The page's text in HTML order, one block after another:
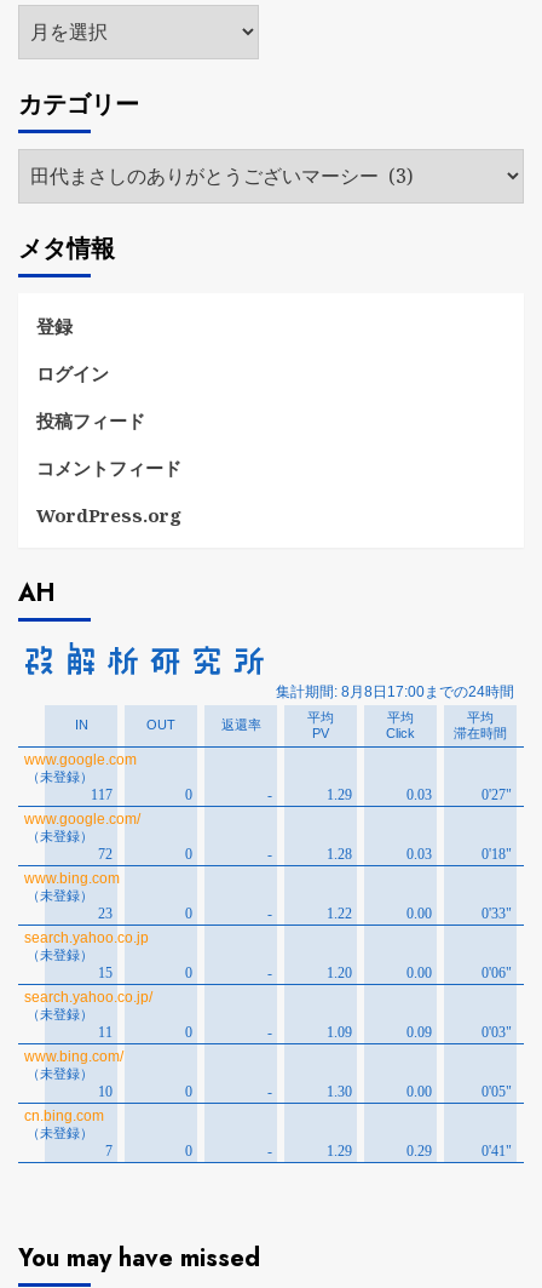
ア
ー
イ
ブ
カテゴリー
カ
テ
リ
ー
メタ情報
登録
ログイン
投稿フィード
コメントフィード
WordPress.org
AH
You may have missed